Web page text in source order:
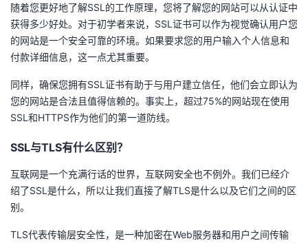
坛
圈
子
的
直
我
的
动
我
关
注
的
课
我
的
证
我
实
验
的
收
藏
技
术
持
的
云
建
随着您更好地了解SSL的工作原理，您将了解您的网站可以从认证中
获得多少好处。对于初学者来说，SSL证书可以作为视觉确认用户您
的网站是一个安全可靠的环境。如果要求您的用户输入个人信息和
付款详细信息，这一点尤其重要。
同样，确保您拥有SSL证书有助于与用户建立信任，他们会立即认为
您的网站是合法且值得信赖的。事实上，超过75%的网站现在使用
SSL和HTTPS作为他们的第一道防线。
SSL与TLS有什么区别？
互联网是一个充满行话的世界，互联网安全也不例外。我们已经介
绍了SSL是什么，所以让我们直接了解TLS是什么以及它们之间的区
别。
TLS代表传输层安全性，是一种加密在Web服务器和用户之间传输